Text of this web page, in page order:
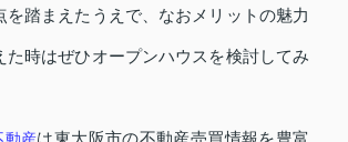
を踏まえたうえで、なおメリットの魅力
た時はぜひオープンハウスを検討してみ